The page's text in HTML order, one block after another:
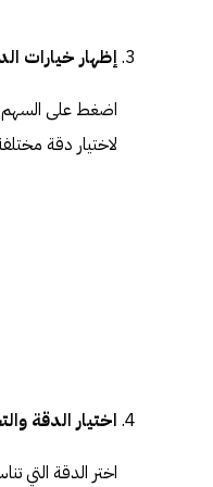
إظهار خيارات
اضغط على السهم
لاختيار دقة
اختيار الدقة
اختر الدقة التي